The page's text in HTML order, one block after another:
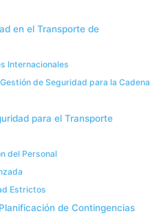
en el Transporte de
Internacionales
de Seguridad para la Cadena
para el Transporte
del Personal
Estrictos
de Contingencias